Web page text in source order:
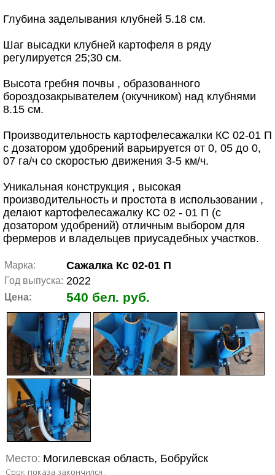
Глубина заделывания клубней 5.18 см.
Шаг высадки клубней картофеля в ряду
регулируется 25;30 см.
Высота гребня почвы , образованного
бороздозакрывателем (окучником) над клубнями
8.15 см.
Производительность картофелесажалки КС 02-01 П
с дозатором удобрений варьируется от 0, 05 до 0,
07 га/ч со скоростью движения 3-5 км/ч.
Уникальная конструкция , высокая
производительность и простота в использовании ,
делают картофелесажалку КС 02 - 01 П (с
дозатором удобрений) отличным выбором для
фермеров и владельцев приусадебных участков.
Марка: Сажалка Кс 02-01 П
Год выпуска: 2022
Цена: 540 бел. руб.
Место: Могилевская область, Бобруйск